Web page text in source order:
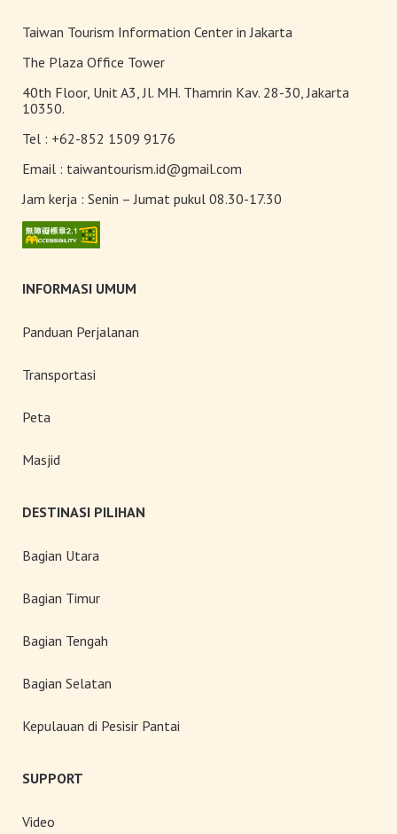
Taiwan Tourism Information Center in Jakarta
The Plaza Office Tower
40th Floor, Unit A3, Jl. MH. Thamrin Kav. 28-30, Jakarta
10350.
Tel : +62-852 1509 9176
Email : taiwantourism.id@gmail.com
Jam kerja : Senin – Jumat pukul 08.30-17.30
INFORMASI UMUM
Panduan Perjalanan
Transportasi
Peta
Masjid
DESTINASI PILIHAN
Bagian Utara
Bagian Timur
Bagian Tengah
Bagian Selatan
Kepulauan di Pesisir Pantai
SUPPORT
Video